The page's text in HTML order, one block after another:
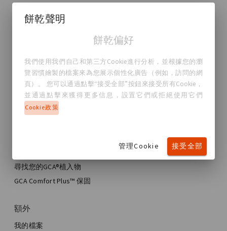
關於GC Aesthetics®
聯繫我們
真實故事，真實女性
部落格
我的手術
美學乳房手術
全乳房重建™
尋找您的GCA®植入物
GCA Comfort Plus™ 保固
額外
我的檔案
餅乾聲明
餅乾偏好
我們使用我們自己和第三方Cookie進行分析，並根據您的瀏
覽習慣繪製的檔案來為您展示個性化廣告（例如，訪問的網
頁）。 您可以通過點擊“接受全部”按鈕來接受所有Cookie，
並通過點擊來獲得更多信息，設置它們或拒絕使用它們
Cookie政策
管理Cookie 接受全部